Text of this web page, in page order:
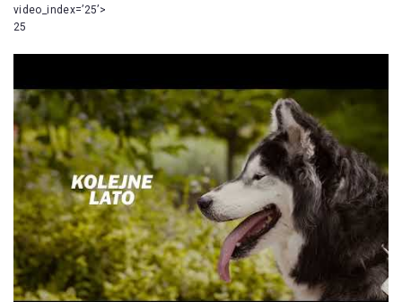
video_index=’25’>
25